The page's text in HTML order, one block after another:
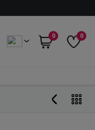
0 0